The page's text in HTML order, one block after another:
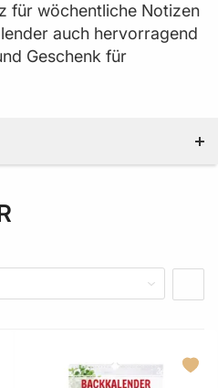
für wöchentliche Notizen
auch hervorragend
Geschenk für